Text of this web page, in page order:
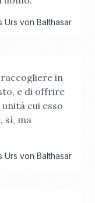
Urs von Balthasar
raccogliere in
e di offrire
cui esso
sì, ma
Urs von Balthasar